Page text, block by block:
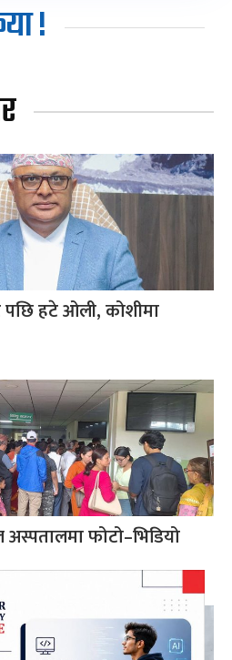
!
हटे ओली, कोशीमा
फोटो–भिडियो